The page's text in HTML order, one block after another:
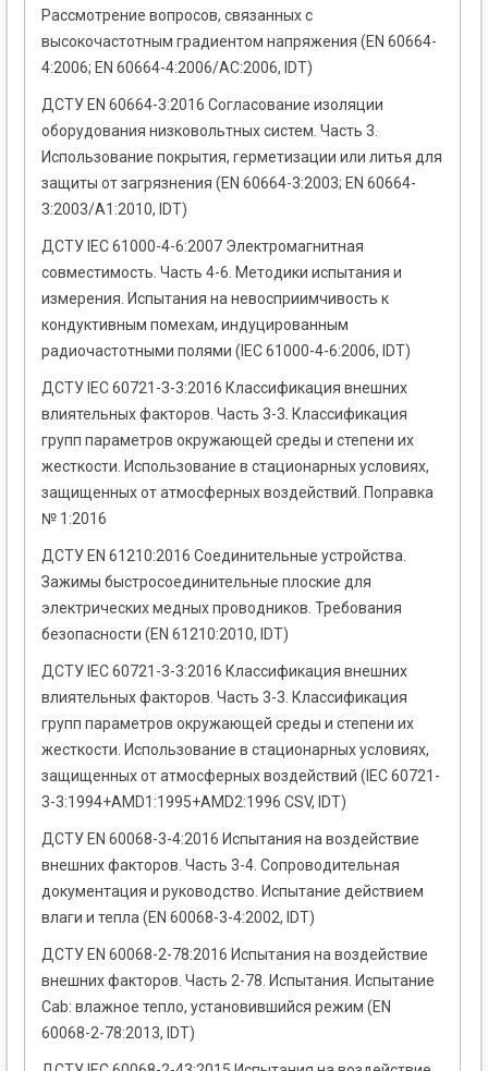
Рассмотрение вопросов, связанных с
высокочастотным градиентом напряжения (EN 60664-
4:2006; EN 60664-4:2006/AC:2006, IDT)
ДСТУ EN 60664-3:2016 Согласование изоляции
оборудования низковольтных систем. Часть 3.
Использование покрытия, герметизации или литья для
защиты от загрязнения (EN 60664-3:2003; EN 60664-
3:2003/A1:2010, IDT)
ДСТУ IEC 61000-4-6:2007 Электромагнитная
совместимость. Часть 4-6. Методики испытания и
измерения. Испытания на невосприимчивость к
кондуктивным помехам, индуцированным
радиочастотными полями (ІЕС 61000-4-6:2006, IDТ)
ДСТУ IEC 60721-3-3:2016 Классификация внешних
влиятельных факторов. Часть 3-3. Классификация
групп параметров окружающей среды и степени их
жесткости. Использование в стационарных условиях,
защищенных от атмосферных воздействий. Поправка
№ 1:2016
ДСТУ EN 61210:2016 Соединительные устройства.
Зажимы быстросоединительные плоские для
электрических медных проводников. Требования
безопасности (EN 61210:2010, IDT)
ДСТУ ІЕС 60721-3-3:2016 Классификация внешних
влиятельных факторов. Часть 3-3. Классификация
групп параметров окружающей среды и степени их
жесткости. Использование в стационарных условиях,
защищенных от атмосферных воздействий (ІЕС 60721-
3-3:1994+AMD1:1995+AMD2:1996 CSV, IDT)
ДСТУ EN 60068-3-4:2016 Испытания на воздействие
внешних факторов. Часть 3-4. Сопроводительная
документация и руководство. Испытание действием
влаги и тепла (EN 60068-3-4:2002, IDT)
ДСТУ EN 60068-2-78:2016 Испытания на воздействие
внешних факторов. Часть 2-78. Испытания. Испытание
Cab: влажное тепло, установившийся режим (EN
60068-2-78:2013, IDT)